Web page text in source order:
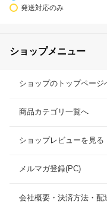
発送対応のみ
ショップメニュー
ショップのトップページ
商品カテゴリ一覧へ
ショップレビューを見る
メルマガ登録(PC)
会社概要・決済方法・配